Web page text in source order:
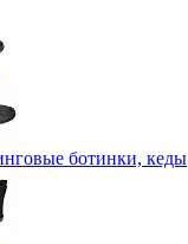
ботинки, кеды